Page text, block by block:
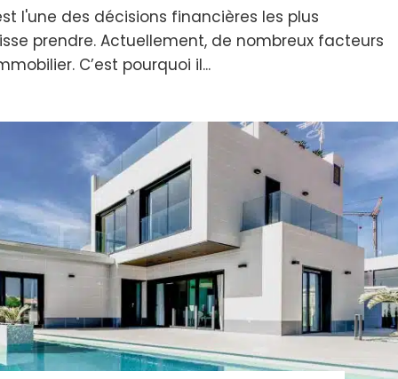
l'une des décisions financières les plus
prendre. Actuellement, de nombreux facteurs
C’est pourquoi il...